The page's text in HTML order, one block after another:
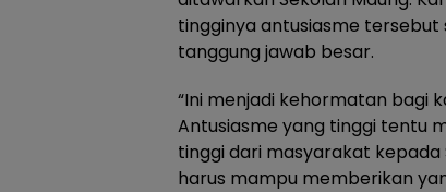
tingginya antusiasme
tanggung jawab besar.
“Ini menjadi kehormatan bagi
Antusiasme yang tinggi tentu
tinggi dari masyarakat kepada
harus mampu memberikan